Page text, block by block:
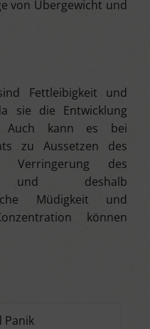
von Übergewicht und
Fettleibigkeit und
sie die Entwicklung
Auch kann es bei
zu Aussetzen des
Verringerung des
und deshalb
Müdigkeit und
können
Panik